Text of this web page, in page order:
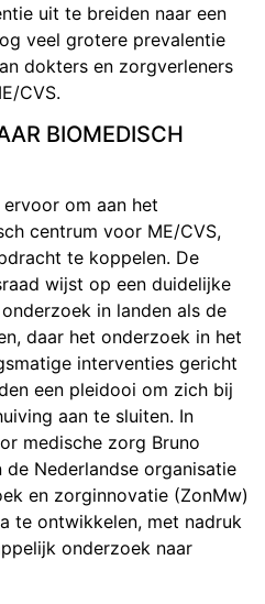
uit te breiden naar een
veel grotere prevalentie
dokters en zorgverleners
CVS.
BIOMEDISCH
om aan het
centrum voor ME/CVS,
te koppelen. De
wijst op een duidelijke
in landen als de
daar het onderzoek in het
interventies gericht
een pleidooi om zich bij
aan te sluiten. In
medische zorg Bruno
Nederlandse organisatie
en zorginnovatie (ZonMw)
te ontwikkelen, met nadruk
onderzoek naar